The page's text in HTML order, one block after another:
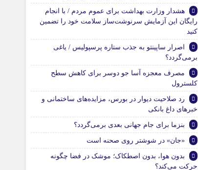
هشدار وزارت بهداشت برای عموم مردم / با انجام
رایگان این آزمایش سرنوشت‌ساز سلامت خود را تضمین
کنید
اصرار ساپینتو به جذب ستاره پرسپولیس / یاغی
برمی‌گردد؟
مصرف معجزه آسا جو دوسر برای کاهش سطح
کلسترول
رد صلاحیت دیوار در بورس، مزایده‌های ساختمانی و
خبرهای داغ بانکی
بنزما برای جام جهانی بعدی برمی‌گردد؟
«جان» در شوشتر روی صحنه است
بدون هوا، بدون اصطکاک؛ موشک در فضا چگونه
حرکت می‌کند؟